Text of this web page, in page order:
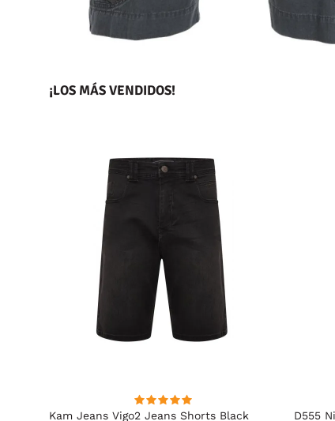
¡LOS MÁS VENDIDOS!
Kam Jeans Vigo2 Jeans Shorts Black
D555